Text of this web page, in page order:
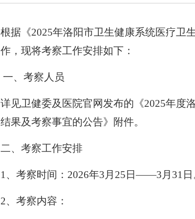
根据《2025年洛阳市卫生健康系统医疗卫
作，现将考察工作安排如下：
一、考察人员
详见卫健委及医院官网发布的《2025年度
结果及考察事宜的公告》附件。
二、考察工作安排
1、考察时间：2026年3月25日——3月31日
2、考察内容：